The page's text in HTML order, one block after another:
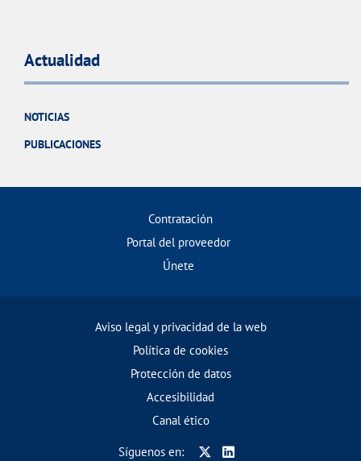
Actualidad
NOTICIAS
PUBLICACIONES
Contratación
Portal del proveedor
Únete
Aviso legal y privacidad de la web
Política de cookies
Protección de datos
Accesibilidad
Canal ético
Síguenos en: